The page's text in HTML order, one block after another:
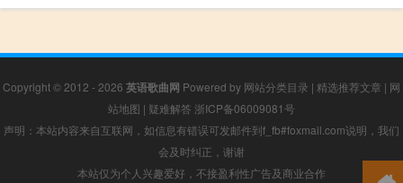
Copyright © 2012 - 2026 英语歌曲网 Powered by 网站分类目录 | 精选推荐文章 | 网
站地图 | 疑难解答 浙ICP备06009081号
声明：本站内容来自互联网，如信息有错误可发邮件到f_fb#foxmail.com说明，我们
会及时纠正，谢谢
本站仅为个人兴趣爱好，不接盈利性广告及商业合作